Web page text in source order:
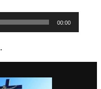
00:00
.